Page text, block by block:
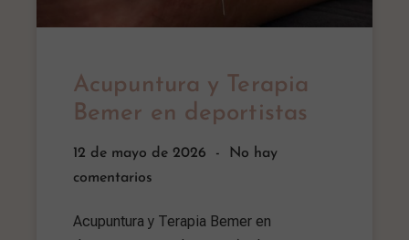
Acupuntura y Terapia
Bemer en deportistas
12 de mayo de 2026
No hay
comentarios
Acupuntura y Terapia Bemer en